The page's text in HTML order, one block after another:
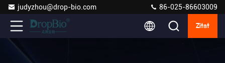
judyzhou@drop-bio.com 86-025-86603009
Zitat